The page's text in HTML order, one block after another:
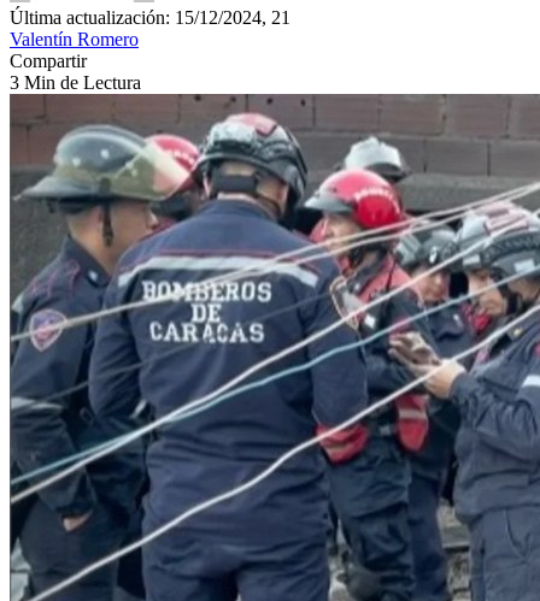
Última actualización: 15/12/2024, 21
Valentín Romero
Compartir
3 Min de Lectura